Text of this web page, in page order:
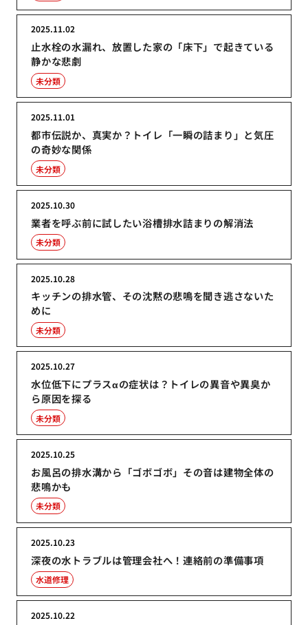
止水栓の水漏れ、放置した家の「床下」で起きている
静かな悲劇
2025.11.02
未分類
都市伝説か、真実か？トイレ「一瞬の詰まり」と気圧
の奇妙な関係
2025.11.01
未分類
業者を呼ぶ前に試したい浴槽排水詰まりの解消法
2025.10.30
未分類
キッチンの排水管、その沈黙の悲鳴を聞き逃さないた
めに
2025.10.28
未分類
水位低下にプラスαの症状は？トイレの異音や異臭か
ら原因を探る
2025.10.27
未分類
お風呂の排水溝から「ゴボゴボ」その音は建物全体の
悲鳴かも
2025.10.25
未分類
深夜の水トラブルは管理会社へ！連絡前の準備事項
2025.10.23
水道修理
2025.10.22